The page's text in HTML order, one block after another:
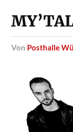
von Posthalle